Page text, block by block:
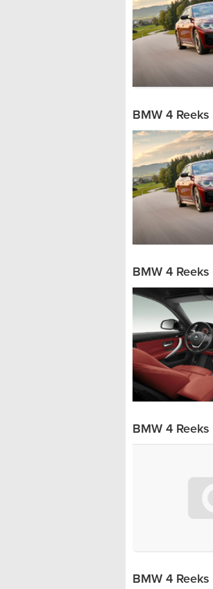
BMW 4
BMW 4
BMW 4
BMW 4